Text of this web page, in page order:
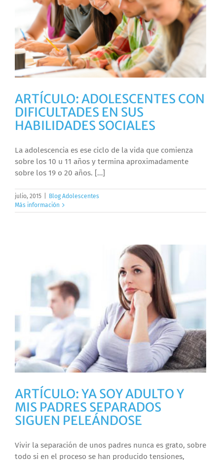
ARTÍCULO: ADOLESCENTES CON
DIFICULTADES EN SUS
HABILIDADES SOCIALES
La adolescencia es ese ciclo de la vida que comienza
sobre los 10 u 11 años y termina aproximadamente
sobre los 19 o 20 años. […]
julio, 2015
Blog Adolescentes
Más información
ARTÍCULO: YA SOY ADULTO Y
MIS PADRES SEPARADOS
SIGUEN PELEÁNDOSE
Vivir la separación de unos padres nunca es grato, sobre
todo si en el proceso se han producido tensiones,